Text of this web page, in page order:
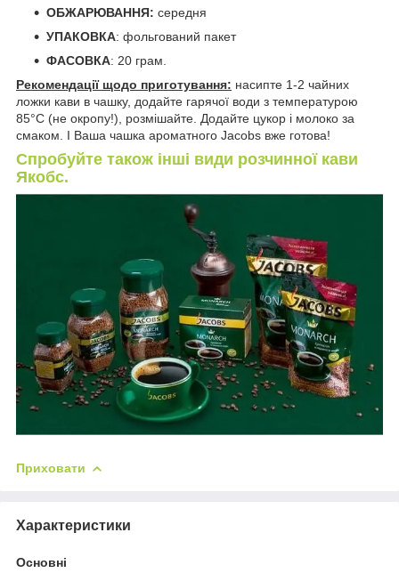
ОБЖАРЮВАННЯ: середня
УПАКОВКА: фольгований пакет
ФАСОВКА: 20 грам.
Рекомендації щодо приготування: насипте 1-2 чайних
ложки кави в чашку, додайте гарячої води з температурою
85°C (не окропу!), розмішайте. Додайте цукор і молоко за
смаком. І Ваша чашка ароматного Jacobs вже готова!
Спробуйте також інші види розчинної кави
Якобс.
Приховати
Характеристики
Основні